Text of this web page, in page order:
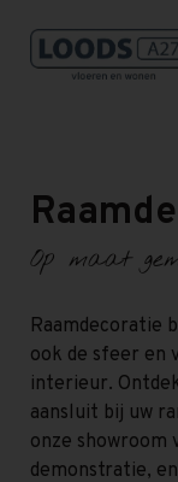
Op maat
Raamdecoratie
ook de sfeer en
interieur.
aansluit bij uw
onze showroom
demonstratie,